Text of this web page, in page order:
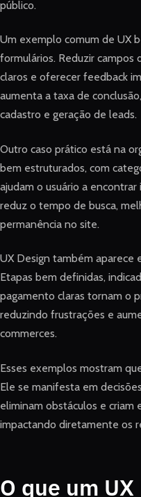
público.
Um exemplo comum de UX
formulários. Reduzir campos
claros e oferecer feedback
aumenta a taxa de
cadastro e geração de leads.
Outro caso prático está na
bem estruturados, com
ajudam o usuário a
reduz o tempo de busca,
permanência no site.
UX Design também aparece
Etapas bem definidas,
pagamento claras tornam o
reduzindo frustrações e
commerces.
Esses exemplos mostram
Ele se manifesta em
eliminam obstáculos e criam
impactando diretamente os
O que um